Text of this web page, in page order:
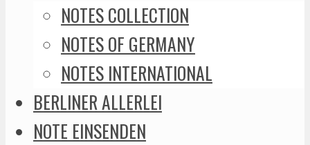
NOTES COLLECTION
NOTES OF GERMANY
NOTES INTERNATIONAL
BERLINER ALLERLEI
NOTE EINSENDEN